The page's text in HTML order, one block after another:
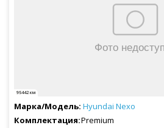
95442 км
Hyundai Nexo
Premium